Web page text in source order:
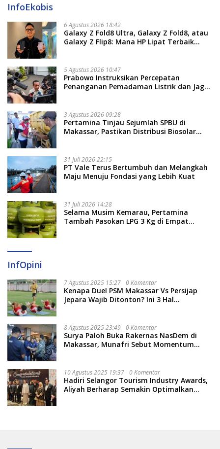
InfoEkobis
6 Agustus 2026 18:42
Galaxy Z Fold8 Ultra, Galaxy Z Fold8, atau
Galaxy Z Flip8: Mana HP Lipat Terbaik
5 Agustus 2026 10:47
Prabowo Instruksikan Percepatan
Penanganan Pemadaman Listrik dan Jaga
3 Agustus 2026 09:28
Pertamina Tinjau Sejumlah SPBU di
Makassar, Pastikan Distribusi Biosolar
31 Juli 2026 22:15
PT Vale Terus Bertumbuh dan Melangkah
Maju Menuju Fondasi yang Lebih Kuat
31 Juli 2026 14:28
Selama Musim Kemarau, Pertamina
Tambah Pasokan LPG 3 Kg di Empat
InfOpini
7 Agustus 2025 15:27 0 Komentar
Kenapa Duel PSM Makassar Vs Persijap
Jepara Wajib Ditonton? Ini 3 Hal
8 Agustus 2025 23:49 0 Komentar
Surya Paloh Buka Rakernas NasDem di
Makassar, Munafri Sebut Momentum
10 Agustus 2025 19:37 0 Komentar
Hadiri Selangor Tourism Industry Awards,
Aliyah Berharap Semakin Optimalkan